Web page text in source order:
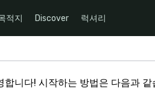
적지 Discover 럭셔리
니다! 시작하는 방법은 다음과 같